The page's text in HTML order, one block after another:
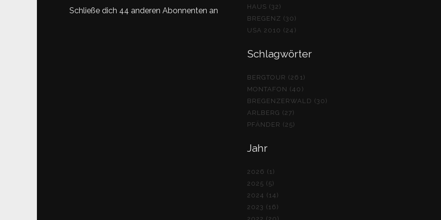
Schließe dich 44 anderen Abonnenten an
HAUS (32)
BREGENZ (30)
USA 2010 (24)
Schlagwörter
BERGTOUR (261)
MONTAFON (40)
BREGENZERWALD (30)
ARLBERG (27)
PFÄNDER (25)
Jahr
2026 (1)
2025 (5)
2024 (14)
2023 (16)